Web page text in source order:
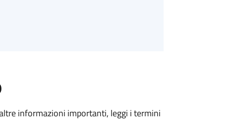
informazioni importanti, leggi i termini